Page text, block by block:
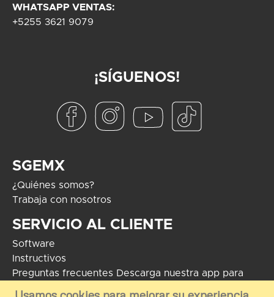
WHATSAPP VENTAS:
+5255 3621 9079
¡SÍGUENOS!
SGEMX
¿Quiénes somos?
Trabaja con nosotros
SERVICIO AL CLIENTE
Software
Instructivos
Preguntas frecuentes Descarga nuestra app para
Android